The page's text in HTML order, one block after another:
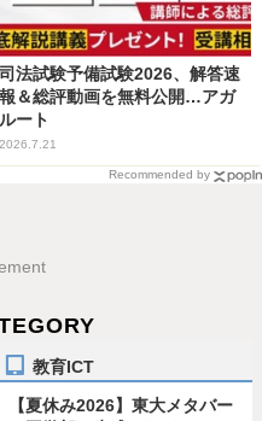
司法試験予備試験2026、解答速
報＆総評動画を無料公開…アガ
ルート
2026.7.21
Recommended by
教育ICT
【夏休み2026】東大メタバー